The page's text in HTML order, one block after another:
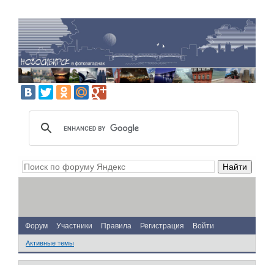
Форум Участники Правила Регистрация Войти
Активные темы